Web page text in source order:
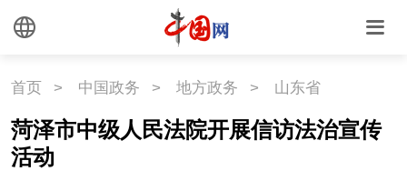
首页 > 中国政务 > 地方政务 > 山东省
菏泽市中级人民法院开展信访法治宣传
活动